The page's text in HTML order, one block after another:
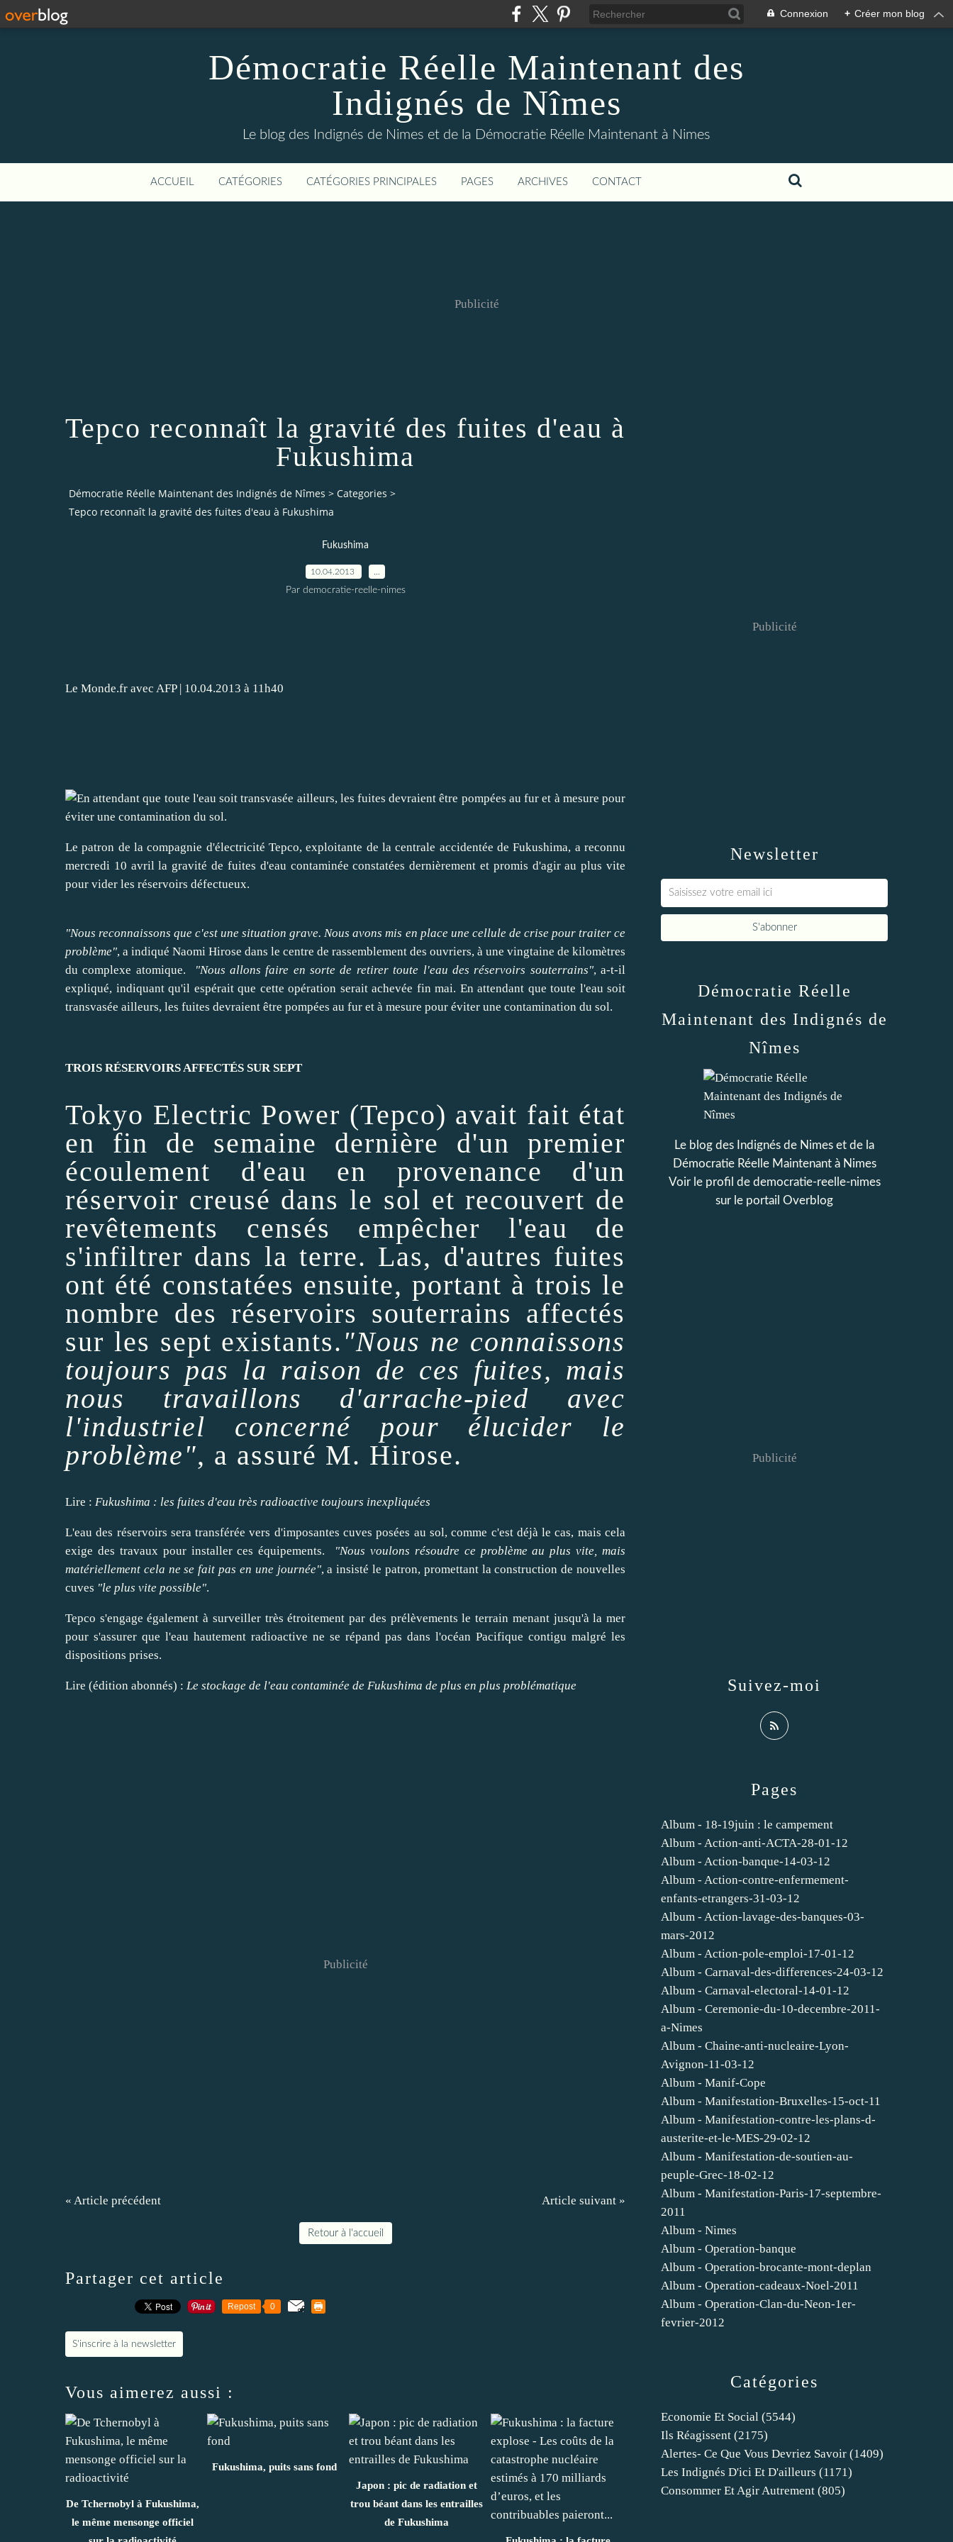
Connexion + Créer mon blog
Démocratie Réelle Maintenant des
Indignés de Nîmes
Le blog des Indignés de Nimes et de la Démocratie Réelle Maintenant à Nimes
ACCUEIL CATÉGORIES CATÉGORIES PRINCIPALES PAGES ARCHIVES CONTACT
Publicité
Tepco reconnaît la gravité des fuites d'eau à
Fukushima
Démocratie Réelle Maintenant des Indignés de Nîmes > Categories >
Tepco reconnaît la gravité des fuites d'eau à Fukushima
Fukushima
10.04.2013
Par democratie-reelle-nimes
Le Monde.fr avec AFP| 10.04.2013 à 11h40
Le patron de la compagnie d'électricité Tepco, exploitante de la centrale accidentée de Fukushima, a reconnu
mercredi 10 avril la gravité de fuites d'eau contaminée constatées dernièrement et promis d'agirau plus vite
pour vider les réservoirs défectueux.
"Nous reconnaissons que c'est une situation grave. Nous avons mis en place une cellule de crise pour traiterce
problème", a indiqué Naomi Hirose dans le centre de rassemblement des ouvriers, à une vingtaine de kilomètres
du complexe atomique.
"Nous allonsfaire en sorte de retirertoute l'eau des réservoirs souterrains", a-t-il
expliqué, indiquant qu'il espérait que cette opération serait achevée fin mai. En attendant que toute l'eau soit
transvasée ailleurs, les fuites devraient être pompées au fur et à mesure pour éviter une contamination du sol.
TROIS RÉSERVOIRS AFFECTÉS SUR SEPT
Tokyo Electric Power (Tepco) avait fait état
en fin de semaine dernière d'un premier
écoulement d'eau en provenance d'un
réservoir creusé dans le sol et recouvert de
revêtements censés empêcher l'eau de
s'infiltrer dans la terre. Las, d'autres fuites
ont été constatées ensuite, portant à trois le
nombre des réservoirs souterrains affectés
sur les sept existants. "Nous ne connaissons
toujours pas la raison de ces fuites, mais
nous travaillons d'arrache-pied avec
l'industriel concerné pour élucider le
problème", a assuré M. Hirose.
Lire : Fukushima : les fuites d'eau très radioactive toujours inexpliquées
L'eau des réservoirs sera transférée vers d'imposantes cuves posées au sol, comme c'est déjà le cas, mais cela
exige des travaux pour installerces équipements.
"Nous voulons résoudre ce problème au plus vite, mais
matériellement cela ne se fait pas en une journée", a insisté le patron, promettant la construction de nouvelles
cuves "le plus vite possible".
Tepco s'engage également à surveillertrès étroitement par des prélèvements le terrain menant jusqu'à la mer
pour s'assurer que l'eau hautement radioactive ne se répand pas dans l'océan Pacifique contigu malgré les
dispositions prises.
Lire (édition abonnés) : Le stockage de l'eau contaminée de Fukushima de plus en plus problématique
Publicité
« Article précédent Article suivant »
Retour à l'accueil
Partager cet article
Repost 0
S'inscrire à la newsletter
Vous aimerez aussi :
De Tchernobyl à Fukushima,
le même mensonge officiel
Fukushima, puits sans fond
Japon : pic de radiation et
trou béant dans les entrailles
de Fukushima
Newsletter
Publicité
Catégories
Economie Et Social (5544)
Ils Réagissent (2175)
Alertes- Ce Que Vous Devriez Savoir (1409)
Les Indignés D'ici Et D'ailleurs (1171)
Consommer Et Agir Autrement (805)
Pages
Album - 18-19juin : le campement
Album - Action-anti-ACTA-28-01-12
Album - Action-banque-14-03-12
Album - Action-contre-enfermement-
enfants-etrangers-31-03-12
Album - Action-lavage-des-banques-03-
mars-2012
Album - Action-pole-emploi-17-01-12
Album - Carnaval-des-differences-24-03-12
Album - Carnaval-electoral-14-01-12
Album - Ceremonie-du-10-decembre-2011-
a-Nimes
Album - Chaine-anti-nucleaire-Lyon-
Avignon-11-03-12
Album - Manif-Cope
Album - Manifestation-Bruxelles-15-oct-11
Album - Manifestation-contre-les-plans-d-
austerite-et-le-MES-29-02-12
Album - Manifestation-de-soutien-au-
peuple-Grec-18-02-12
Album - Manifestation-Paris-17-septembre-
2011
Album - Nimes
Album - Operation-banque
Album - Operation-brocante-mont-deplan
Album - Operation-cadeaux-Noel-2011
Album - Operation-Clan-du-Neon-1er-
fevrier-2012
Démocratie Réelle
Maintenant des Indignés de
Nîmes
Le blog des Indignés de Nimes et de la
Démocratie Réelle Maintenant à Nimes
Voir le profil de democratie-reelle-nimes
sur le portail Overblog
Suivez-moi
Publicité